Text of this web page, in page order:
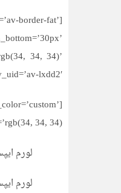
border-fat’
34, 34)’
lxdd2′]
34, 34)’]
لورم
لورم